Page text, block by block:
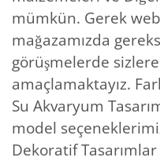
mümkün. Gerek
mağazamızda
görüşmelerde
amaçlamaktayız.
Su Akvaryum
model
Dekoratif